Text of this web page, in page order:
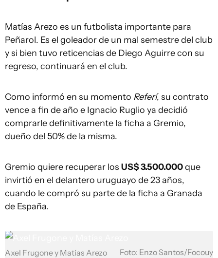
Matías Arezo es un futbolista importante para
Peñarol. Es el goleador de un mal semestre del club
y si bien tuvo reticencias de Diego Aguirre con su
regreso, continuará en el club.
Como informó en su momento Referí, su contrato
vence a fin de año e Ignacio Ruglio ya decidió
comprarle definitivamente la ficha a Gremio,
dueño del 50% de la misma.
Gremio quiere recuperar los US$ 3.500.000que
invirtió en el delantero uruguayo de 23 años,
cuando le compró su parte de la ficha a Granada
de España.
Axel Frugone y Matías Arezo Foto: Enzo Santos/Focouy